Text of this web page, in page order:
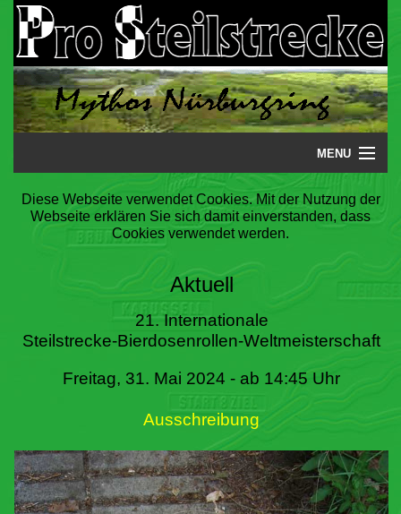
MENU
Startseite
Steilstrecke
Literatur
Termine
Diese Webseite verwendet Cookies. Mit der Nutzung der
Webseite erklären Sie sich damit einverstanden, dass
Cookies verwendet werden.
Aktuell
21. Internationale
Steilstrecke-Bierdosenrollen-Weltmeisterschaft
Freitag, 31. Mai 2024 - ab 14:45 Uhr
Ausschreibung